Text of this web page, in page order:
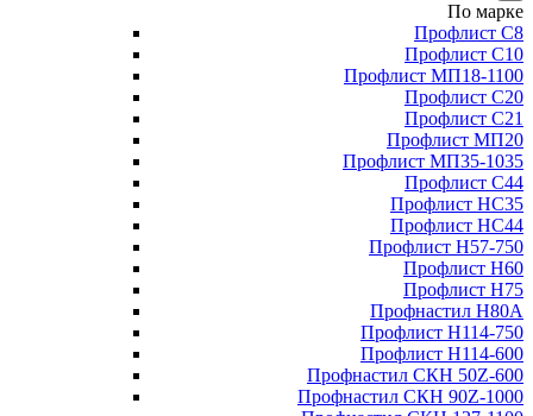
По марке
Профлист С8
Профлист С10
Профлист МП18-1100
Профлист С20
Профлист С21
Профлист МП20
Профлист МП35-1035
Профлист С44
Профлист НС35
Профлист НС44
Профлист Н57-750
Профлист Н60
Профлист Н75
Профнастил Н80А
Профлист Н114-750
Профлист Н114-600
Профнастил СКН 50Z-600
Профнастил СКН 90Z-1000